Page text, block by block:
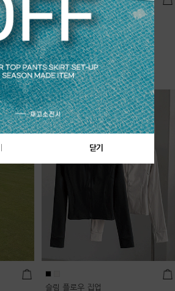
블룸 하이넥 니트집업
Sold Out
free(44~66)
★★★★★4.9
슬림 플로우 집업
닫기